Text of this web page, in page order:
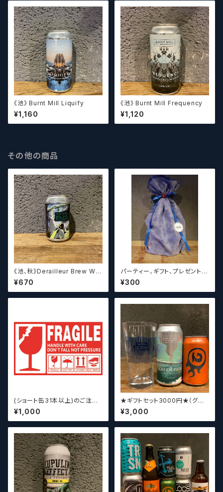
《池》 Burnt Mill Liquify
¥1,160
《池》 Burnt Mill Frequency
¥1,120
その他の商品
《池、秋》Derailleur Brew Wor
ks ANONYMOUS BREWH
OLIC FOUNDATION ディ
レイラブリューワークス
¥670
パーティー、ギフト、プレゼント、
お中元、お歳暮、結婚祝い等の
贈り物やお祝いに！
¥300
(ショート缶31本以上)のご注文
の場合いこちらをご購入くださ
い。 【クラフトビール】
¥1,000
★ギフトセット3000円★（グラ
スセット）【クラフトビール】
¥3,000